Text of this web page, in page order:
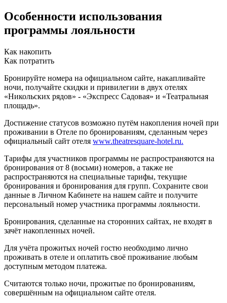
Особенности использования
программы лояльности
Как накопить
Как потратить
Бронируйте номера на официальном сайте, накапливайте
ночи, получайте скидки и привилегии в двух отелях
«Никольских рядов» - «Экспресс Садовая» и «Театральная
площадь».
Достижение статусов возможно путём накопления ночей при
проживании в Отеле по бронированиям, сделанным через
официальный сайт отеля www.theatresquare-hotel.ru.
Тарифы для участников программы не распространяются на
бронирования от 8 (восьми) номеров, а также не
распространяются на специальные тарифы, текущие
бронирования и бронирования для групп. Сохраните свои
данные в Личном Кабинете на нашем сайте и получите
персональный номер участника программы лояльности.
Бронирования, сделанные на сторонних сайтах, не входят в
зачёт накопленных ночей.
Для учёта прожитых ночей гостю необходимо лично
проживать в отеле и оплатить своё проживание любым
доступным методом платежа.
Считаются только ночи, прожитые по бронированиям,
совершённым на официальном сайте отеля.